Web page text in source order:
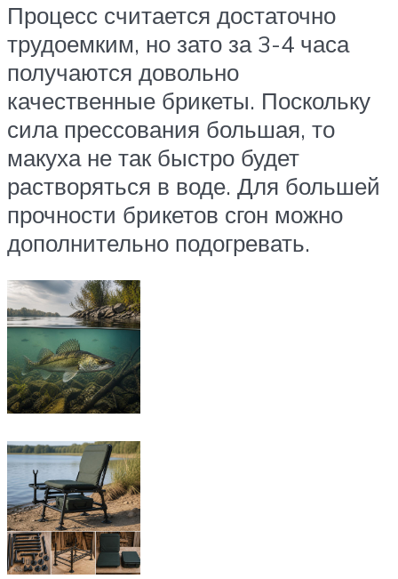
Процесс считается достаточно
трудоемким, но зато за 3-4 часа
получаются довольно
качественные брикеты. Поскольку
сила прессования большая, то
макуха не так быстро будет
растворяться в воде. Для большей
прочности брикетов сгон можно
дополнительно подогревать.